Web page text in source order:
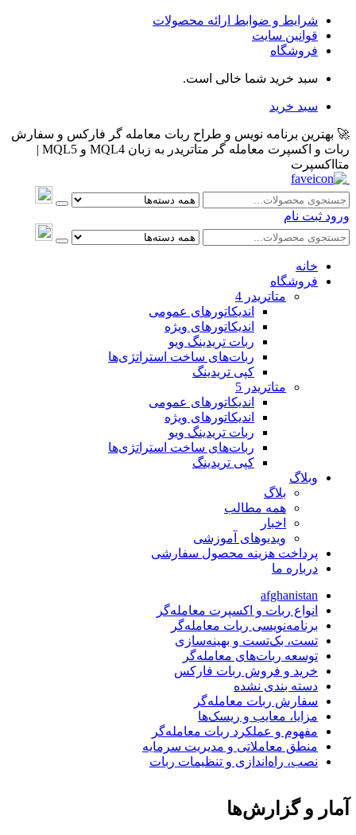
شرایط و ضوابط ارائه محصولات
قوانین سایت
فروشگاه
سبد خرید شما خالی است.
سبد خرید
🚀 بهترین برنامه نویس و طراح ربات معامله گر فارکس و سفارش
ربات و اکسپرت معامله گر متاتریدر به زبان MQL4 و MQL5 |
متااکسپرت
ورود ثبت نام
خانه
فروشگاه
متاتريدر 4
اندیکاتورهای عمومی
اندیکاتورهای ویژه
ربات تریدینگ ویو
ربات‌های ساخت استراتژی‌ها
کپی تریدینگ
متاتريدر 5
اندیکاتورهای عمومی
اندیکاتورهای ویژه
ربات تریدینگ ویو
ربات‌های ساخت استراتژی‌ها
کپی تریدینگ
وبلاگ
بلاگ
همه مطالب
اخبار
ویدیوهای آموزشی
پرداخت هزینه محصول سفارشی
درباره ما
afghanistan
انواع ربات و اکسپرت معامله‌گر
برنامه‌نویسی ربات معامله‌گر
تست، بک‌تست و بهینه‌سازی
توسعه ربات‌های معامله‌گر
خرید و فروش ربات فارکس
دسته بندی نشده
سفارش ربات معامله‌گر
مزایا، معایب و ریسک‌ها
مفهوم و عملکرد ربات معامله‌گر
منطق معاملاتی و مدیریت سرمایه
نصب، راه‌اندازی و تنظیمات ربات
آمار و گزارش‌ها